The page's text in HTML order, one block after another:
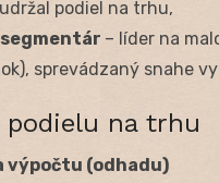
podiel na trhu,
– líder na
sprevádzaný snahe
podielu na trhu
výpočtu (odhadu)